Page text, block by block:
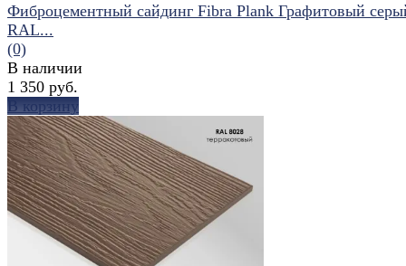
избранное сравнить
Фиброцементный сайдинг Fibra Plank Графитовый
RAL...
(0)
В наличии
1 350 руб.
В корзину